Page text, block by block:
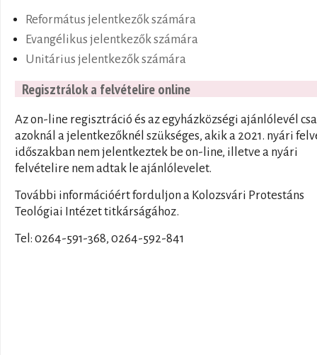
Református jelentkezők számára
Evangélikus jelentkezők számára
Unitárius jelentkezők számára
Regisztrálok a felvételire online
Az on-line regisztráció és az egyházközségi ajánlólevél
azoknál a jelentkezőknél szükséges, akik a 2021. nyári
időszakban nem jelentkeztek be on-line, illetve a nyári
felvételire nem adtak le ajánlólevelet.
További információért forduljon a Kolozsvári Protestáns
Teológiai Intézet titkárságához.
Tel: 0264-591-368, 0264-592-841